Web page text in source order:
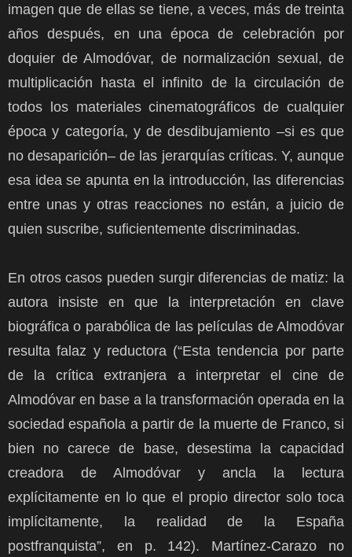
imagen que de ellas se tiene, a veces, más de treinta
años después, en una época de celebración por
doquier de Almodóvar, de normalización sexual, de
multiplicación hasta el infinito de la circulación de
todos los materiales cinematográficos de cualquier
época y categoría, y de desdibujamiento –si es que
no desaparición– de las jerarquías críticas. Y, aunque
esa idea se apunta en la introducción, las diferencias
entre unas y otras reacciones no están, a juicio de
quien suscribe, suficientemente discriminadas.
En otros casos pueden surgir diferencias de matiz: la
autora insiste en que la interpretación en clave
biográfica o parabólica de las películas de Almodóvar
resulta falaz y reductora (“Esta tendencia por parte
de la crítica extranjera a interpretar el cine de
Almodóvar en base a la transformación operada en la
sociedad española a partir de la muerte de Franco, si
bien no carece de base, desestima la capacidad
creadora de Almodóvar y ancla la lectura
explícitamente en lo que el propio director solo toca
implícitamente, la realidad de la España
postfranquista”, en p. 142). Martínez-Carazo no